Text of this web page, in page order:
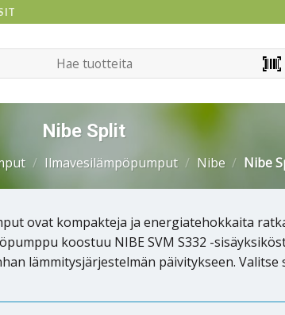
barcode_scanner
Nibe Split
/ Ilmavesilämpöpumput / Nibe / Nibe
ovat kompakteja ja energiatehokkaita
koostuu NIBE SVM S332 -
lämmitysjärjestelmän päivitykseen.